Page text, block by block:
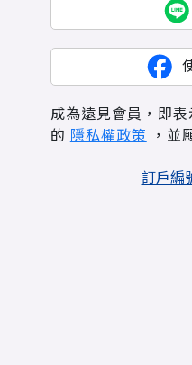
成為遠見會員，即
的 隱私權政策 ，並
訂戶編